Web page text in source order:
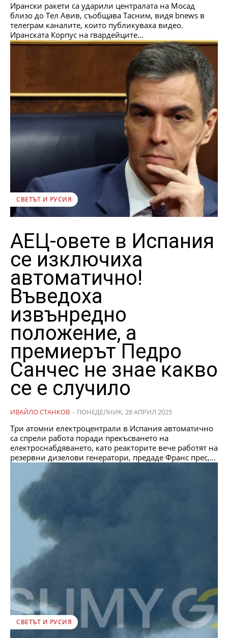
Ирански ракети са ударили централата на Мосад
близо до Тел Авив, съобщава Тасним, видя bnews в
телеграм каналите, които публикуваха видео.
Иранската Корпус на гвардейците...
СВЕТЪТ И РУСИЯ
АЕЦ-овете в Испания
се изключиха
автоматично!
Въведоха
извънредно
положение, а
премиерът Педро
Санчес не знае какво
се е случило
ИВАЙЛО СТАНКОВ - ПОНЕДЕЛНИК, 28 АПРИЛ 2025
Три атомни електроцентрали в Испания автоматично
са спрели работа поради прекъсването на
електроснабдяването, като реакторите вече работят на
резервни дизелови генератори, предаде Франс прес,...
СВЕТЪТ И РУСИЯ